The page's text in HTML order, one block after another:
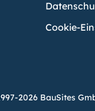
Cookie-
2026 BauSites